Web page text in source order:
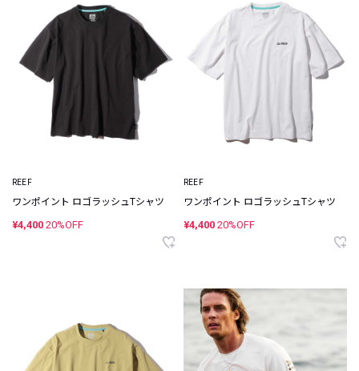
REEF
ワンポイント ロゴラッシュTシャツ
¥4,400 20%OFF
REEF
ワンポイント ロゴラッシュTシャツ
¥4,400 20%OFF